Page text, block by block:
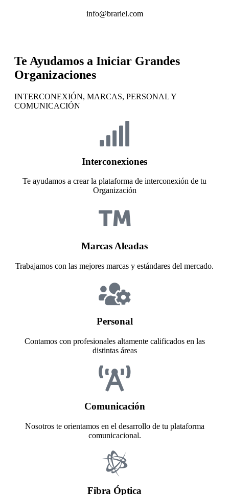
info@brariel.com
Te Ayudamos a Iniciar Grandes
Organizaciones
INTERCONEXIÓN, MARCAS, PERSONAL Y
COMUNICACIÓN
Interconexiones
Te ayudamos a crear la plataforma de interconexión de tu
Organización
Marcas Aleadas
Trabajamos con las mejores marcas y estándares del mercado.
Personal
Contamos con profesionales altamente calificados en las
distintas áreas
Comunicación
Nosotros te orientamos en el desarrollo de tu plataforma
comunicacional.
Fibra Óptica